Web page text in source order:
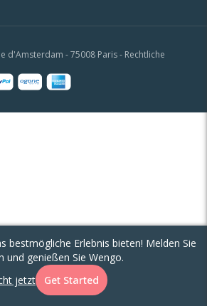
d'Amsterdam - 75008 Paris - Rechtliche
bestmögliche Erlebnis bieten! Melden Sie
und genießen Sie Wengo.
jetzt
Get Started